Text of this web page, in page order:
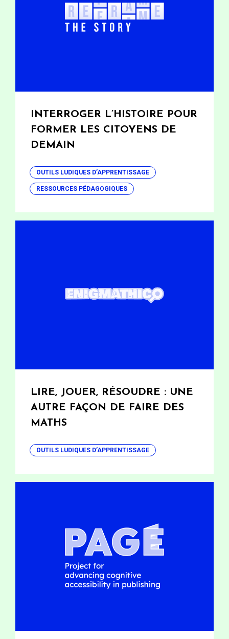
INTERROGER L’HISTOIRE POUR
FORMER LES CITOYENS DE
DEMAIN
OUTILS LUDIQUES D’APPRENTISSAGE
RESSOURCES PÉDAGOGIQUES
LIRE, JOUER, RÉSOUDRE : UNE
AUTRE FAÇON DE FAIRE DES
MATHS
OUTILS LUDIQUES D’APPRENTISSAGE